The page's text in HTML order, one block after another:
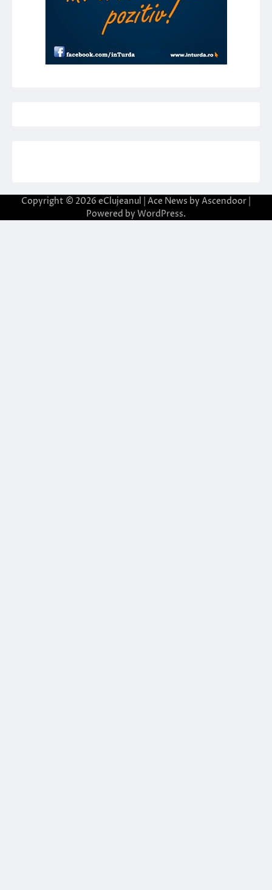
Copyright © 2026 eClujeanul | Ace News by Ascendoor
Powered by WordPress.